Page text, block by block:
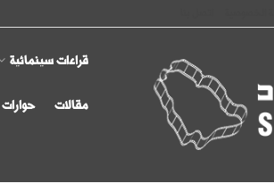
قراءات سينمائية
مقالات حوارات